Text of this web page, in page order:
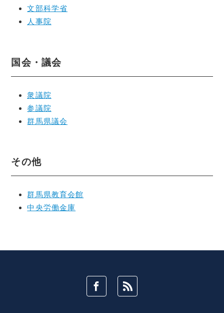
文部科学省
人事院
国会・議会
衆議院
参議院
群馬県議会
その他
群馬県教育会館
中央労働金庫